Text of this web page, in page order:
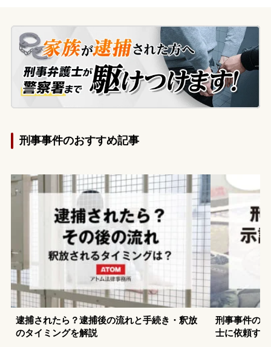
あり、本格的な捜査が始まることへの強い
不安から、当事務所に相談し、弁護を依頼
されました。
刑事事件のおすすめ記事
逮捕されたら？逮捕後の流れと手続き・釈放
のタイミングを解説
刑事事件の
士に依頼す